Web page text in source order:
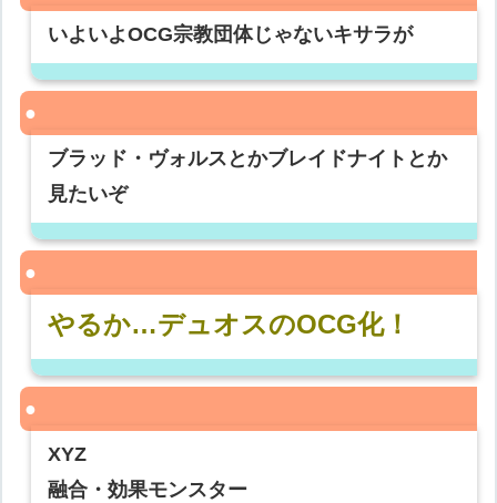
いよいよOCG宗教団体じゃないキサラが
ブラッド・ヴォルスとかブレイドナイトとか
見たいぞ
やるか…デュオスのOCG化！
XYZ
融合・効果モンスター